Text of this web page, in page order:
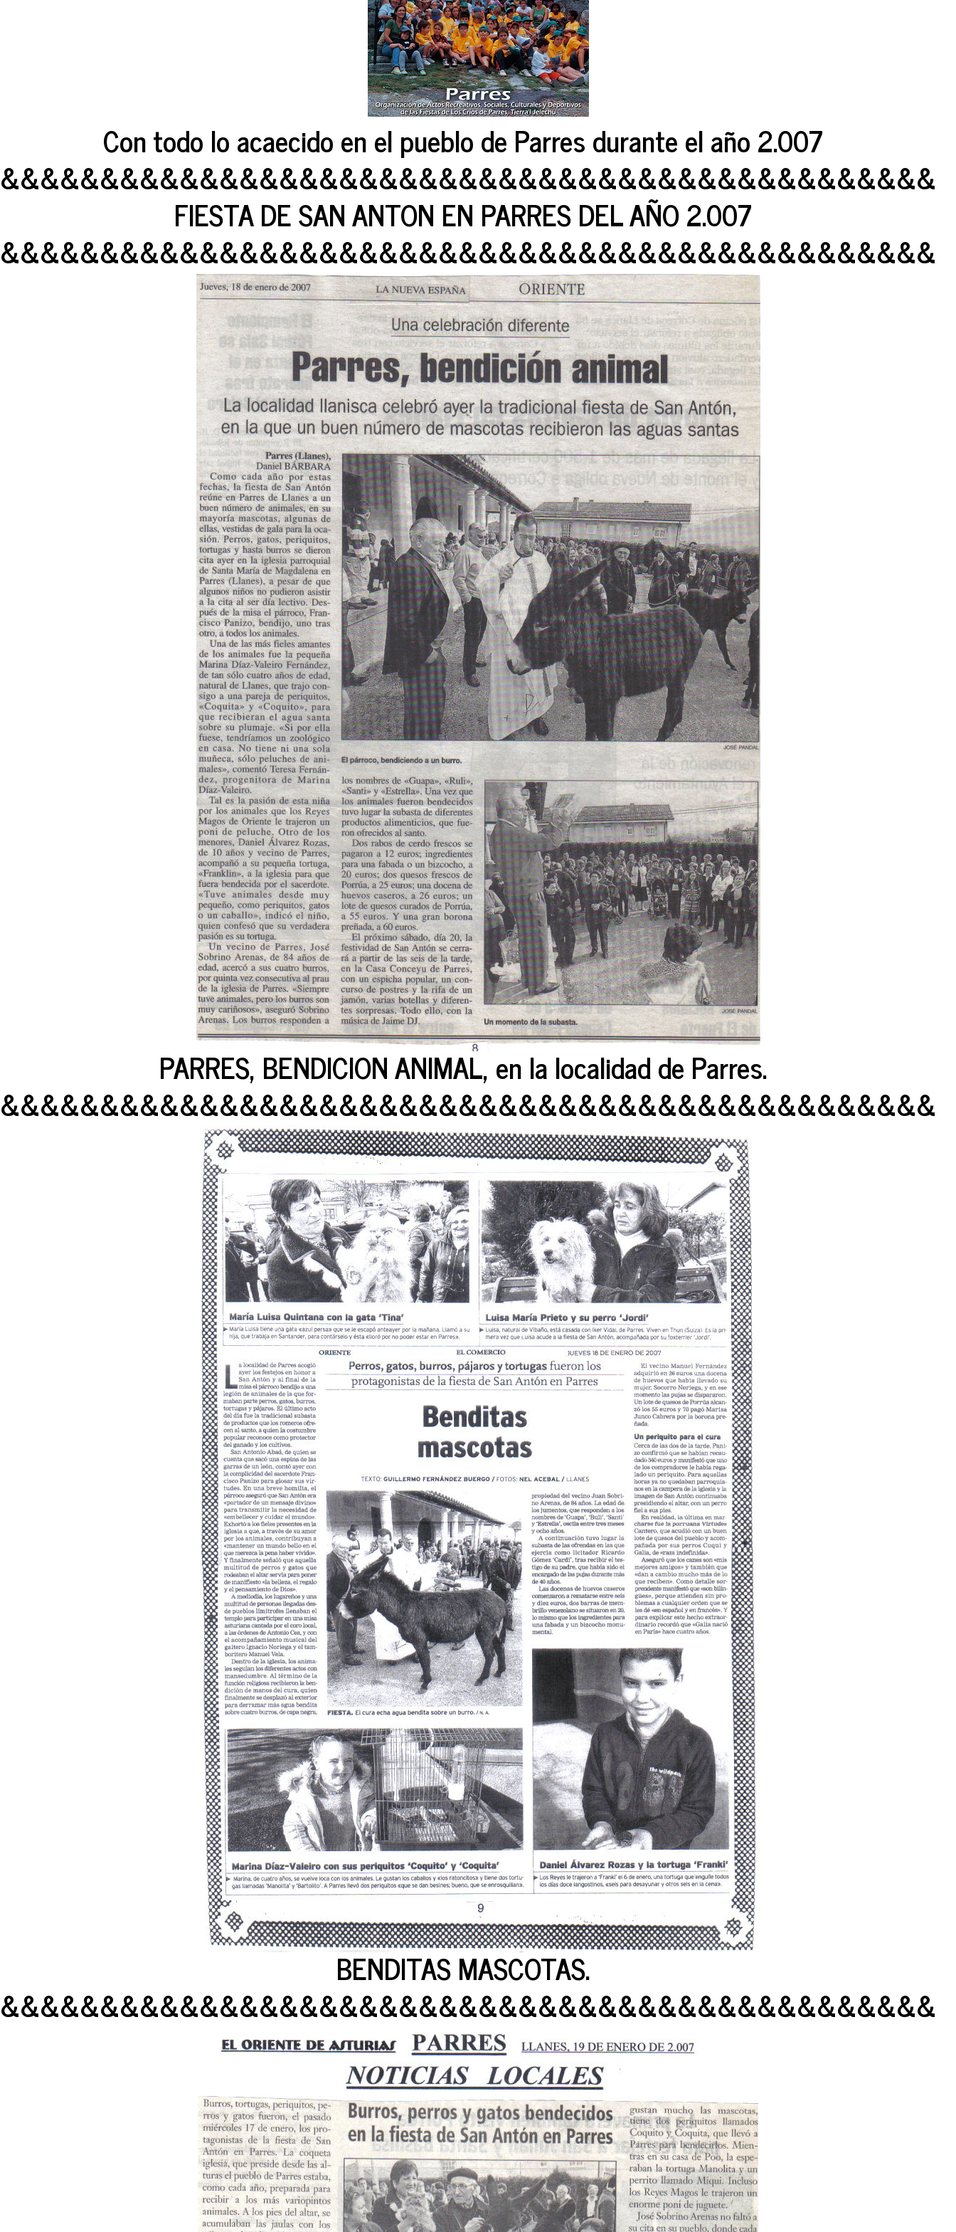
Con todo lo acaecido en el pueblo de Parres durante el año 2.007
&&&&&&&&&&&&&&&&&&&&&&&&&&&&&&&&&&&&&&&&&&&&&&&
FIESTA DE SAN ANTON EN PARRES DEL AÑO 2.007
&&&&&&&&&&&&&&&&&&&&&&&&&&&&&&&&&&&&&&&&&&&&&&&
PARRES, BENDICION ANIMAL, en la localidad de Parres.
&&&&&&&&&&&&&&&&&&&&&&&&&&&&&&&&&&&&&&&&&&&&&&&
BENDITAS MASCOTAS.
&&&&&&&&&&&&&&&&&&&&&&&&&&&&&&&&&&&&&&&&&&&&&&&